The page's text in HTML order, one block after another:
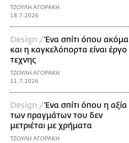
ΤΖΟΥΛΗ ΑΓΟΡΑΚΗ
18.7.2026
Design /Ένα σπίτι όπου ακόμα
και η καγκελόπορτα είναι έργο
τεχνης
ΤΖΟΥΛΗ ΑΓΟΡΑΚΗ
11.7.2026
Design /Ένα σπίτι όπου η αξία
των πραγμάτων του δεν
μετριέται με χρήματα
ΤΖΟΥΛΗ ΑΓΟΡΑΚΗ